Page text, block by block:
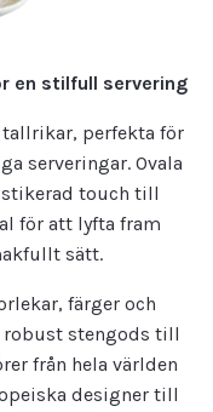
en stilfull servering
perfekta för
serveringar. Ovala
touch till
för att lyfta fram
sätt.
färger och
stengods till
från hela världen
designer till